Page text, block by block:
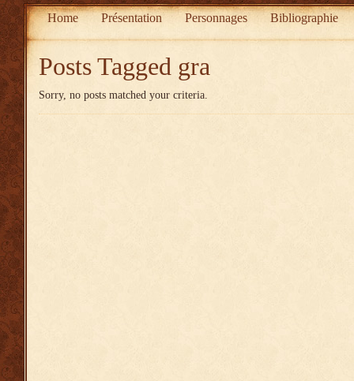
Home Présentation Personnages Bibliographie
Posts Tagged gra
Sorry, no posts matched your criteria.